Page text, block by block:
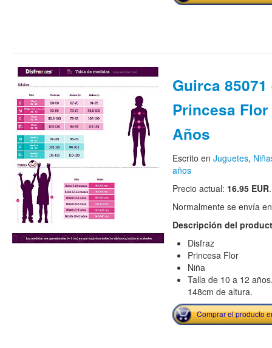
Guirca 85071
Princesa
Años
Escrito en Juguetes,
años
Precio actual: 16.95 EUR.
Normalmente se envía
Descripción del
Disfraz
Princesa Flor
Niña
Talla de 10 a 12
148cm de altura.
Comprar el producto